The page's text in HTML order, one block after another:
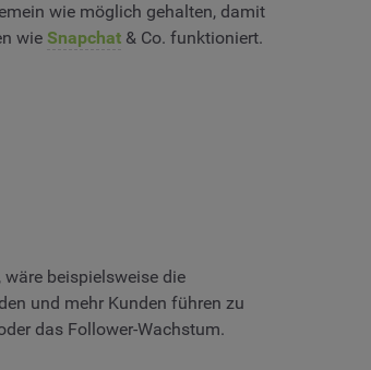
wie möglich gehalten, damit
wie Snapchat & Co. funktioniert.
beispielsweise die
und mehr Kunden führen zu
das Follower-Wachstum.